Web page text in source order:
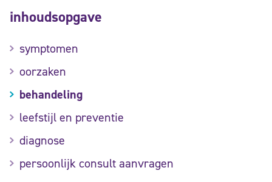
inhoudsopgave
symptomen
oorzaken
behandeling
leefstijl en preventie
diagnose
persoonlijk consult aanvragen